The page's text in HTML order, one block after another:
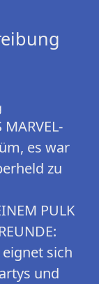
MARVEL-
es war
zu
PULK
sich
und